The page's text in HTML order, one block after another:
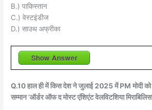
B.) पाकिस्तान
C.) वेस्टइंडीज
D.) साउथ अफ्रीका
Show Answer
Q.10 हाल ही में किस देश ने जुलाई 2025 में PM मोदी को
सम्मान ‘ऑर्डर ऑफ द मोस्ट एंशिएंट वेलविटशिया